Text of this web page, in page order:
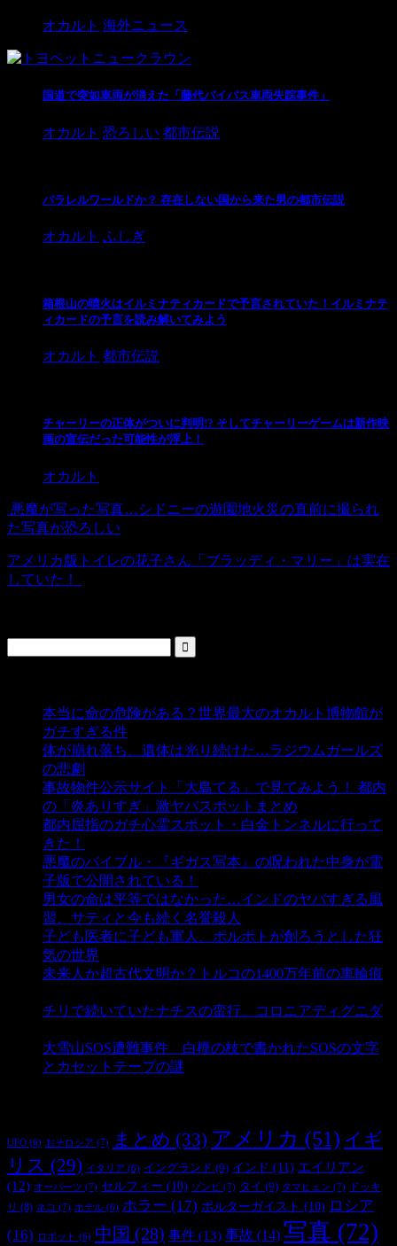
オカルト 海外ニュース
国道で突如車両が消えた「藤代バイパス車両失踪事件」
オカルト 恐ろしい 都市伝説
パラレルワールドか？ 存在しない国から来た男の都市伝説
オカルト ふしぎ
箱根山の噴火はイルミナティカードで予言されていた！イルミナテ
ィカードの予言を読み解いてみよう
オカルト 都市伝説
チャーリーの正体がついに判明!? そしてチャーリーゲームは新作映
画の宣伝だった可能性が浮上！
オカルト
悪魔が写った写真…シドニーの遊園地火災の直前に撮られ
た写真が恐ろしい
アメリカ版トイレの花子さん「ブラッディ・マリー」は実在
していた！
本当に命の危険がある？世界最大のオカルト博物館が
ガチすぎる件
体が崩れ落ち、遺体は光り続けた…ラジウムガールズ
の悲劇
事故物件公示サイト「大島てる」で見てみよう！ 都内
の「炎ありすぎ」激ヤバスポットまとめ
都内屈指のガチ心霊スポット・白金トンネルに行って
きた！
悪魔のバイブル・『ギガス写本』の呪われた中身が電
子版で公開されている！
男女の命は平等ではなかった…インドのヤバすぎる風
習、サティと今も続く名誉殺人
子ども医者に子ども軍人、ポルポトが創ろうとした狂
気の世界
未来人か超古代文明か？トルコの1400万年前の車輪痕
チリで続いていたナチスの蛮行、コロニアディグニダ
大雪山SOS遭難事件 白樺の枝で書かれたSOSの文字
とカセットテープの謎
UFO (6) おそロシア (7) まとめ (33) アメリカ (51) イギ
リス (29) イタリア (6) イングランド (9) インド (11) エイリアン
(12) オーパーツ (7) セルフィー (10) ゾンビ (7) タイ (9) タマヒュン (7)
ドッキ
リ (8) ネコ (7) ホテル (6) ホラー (17) ポルターガイスト (10) ロシア
(16)
ロボット (6) 中国 (28) 事件 (13) 事故 (14) 写真 (72)